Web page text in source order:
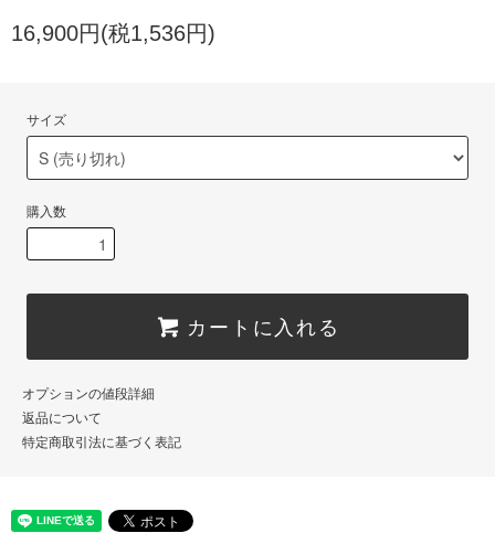
16,900円(税1,536円)
サイズ
購入数
カートに入れる
オプションの値段詳細
返品について
特定商取引法に基づく表記